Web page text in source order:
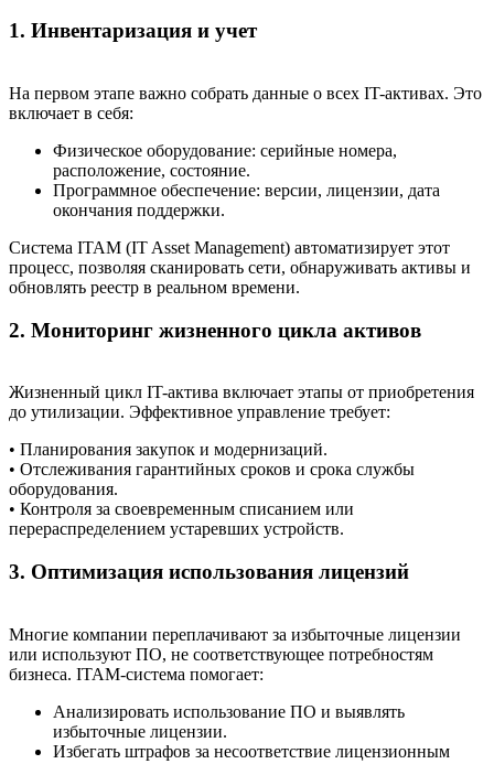
1. Инвентаризация и учет
На первом этапе важно собрать данные о всех IT-активах. Это
включает в себя:
Физическое оборудование: серийные номера,
расположение, состояние.
Программное обеспечение: версии, лицензии, дата
окончания поддержки.
Система ITAM (IT Asset Management) автоматизирует этот
процесс, позволяя сканировать сети, обнаруживать активы и
обновлять реестр в реальном времени.
2. Мониторинг жизненного цикла активов
Жизненный цикл IT-актива включает этапы от приобретения
до утилизации. Эффективное управление требует:
• Планирования закупок и модернизаций.
• Отслеживания гарантийных сроков и срока службы
оборудования.
• Контроля за своевременным списанием или
перераспределением устаревших устройств.
3. Оптимизация использования лицензий
Многие компании переплачивают за избыточные лицензии
или используют ПО, не соответствующее потребностям
бизнеса. ITAM-система помогает:
Анализировать использование ПО и выявлять
избыточные лицензии.
Избегать штрафов за несоответствие лицензионным